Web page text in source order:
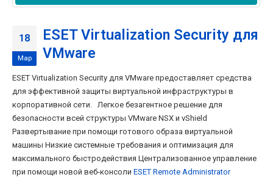
18
Мар
ESET Virtualization Security для
VMware
ESET Virtualization Security для VMware предоставляет средства
для эффективной защиты виртуальной инфраструктуры в
корпоративной сети. Легкое безагентное решение для
безопасности всей структуры VMware NSX и vShield
Развертывание при помощи готового образа виртуальной
машины Низкие системные требования и оптимизация для
максимального быстродействия Централизованное управление
при помощи новой веб-консоли ESET Remote Administrator